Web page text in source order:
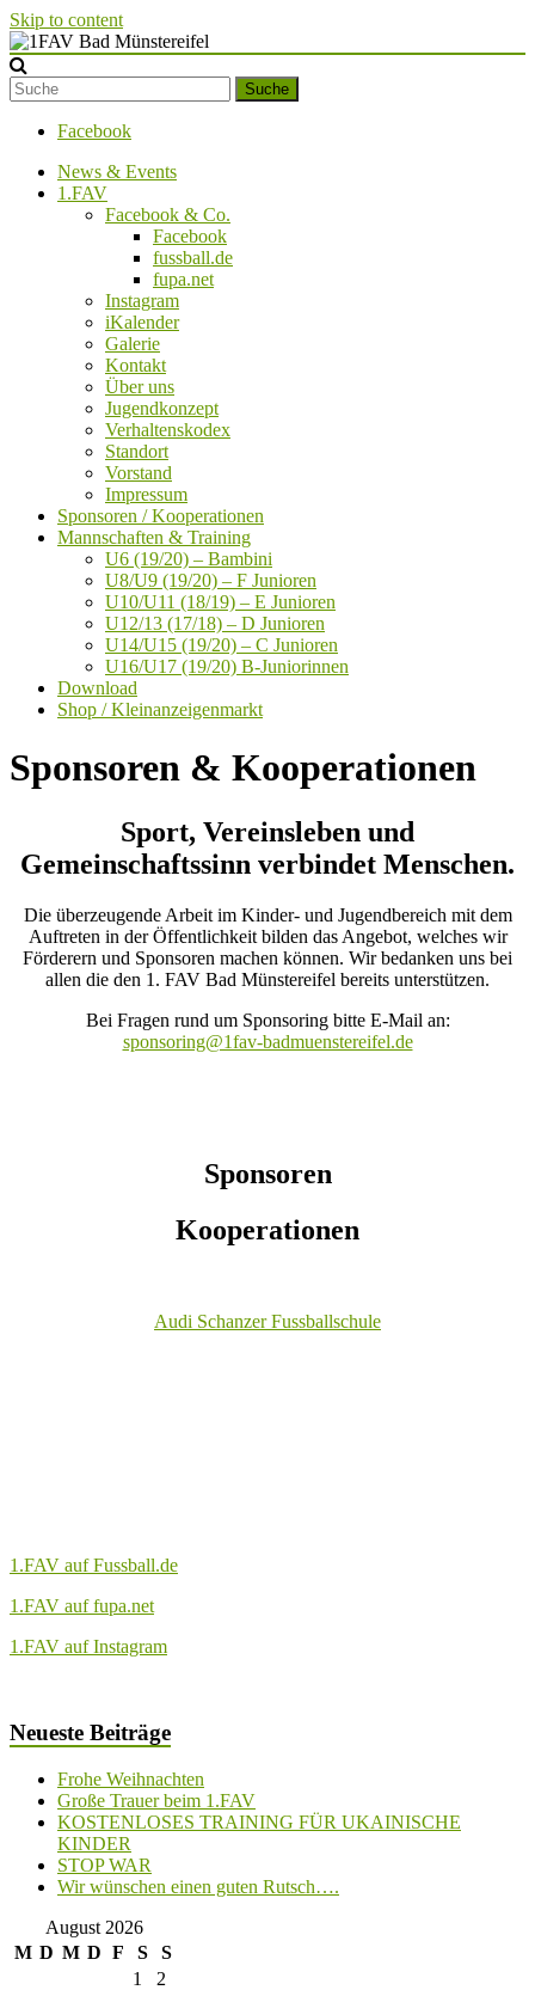
Skip to content
1FAV Bad Münstereifel Suche
Facebook
News & Events
1.FAV
Facebook & Co.
Facebook
fussball.de
fupa.net
Instagram
iKalender
Galerie
Kontakt
Über uns
Jugendkonzept
Verhaltenskodex
Standort
Vorstand
Impressum
Sponsoren / Kooperationen
Mannschaften & Training
U6 (19/20) – Bambini
U8/U9 (19/20) – F Junioren
U10/U11 (18/19) – E Junioren
U12/13 (17/18) – D Junioren
U14/U15 (19/20) – C Junioren
U16/U17 (19/20) B-Juniorinnen
Download
Shop / Kleinanzeigenmarkt
Sponsoren & Kooperationen
Sport, Vereinsleben und
Gemeinschaftssinn verbindet Menschen.
Die überzeugende Arbeit im Kinder- und Jugendbereich mit dem
Auftreten in der Öffentlichkeit bilden das Angebot, welches wir
Förderern und Sponsoren machen können. Wir bedanken uns bei
allen die den 1. FAV Bad Münstereifel bereits unterstützen.
Bei Fragen rund um Sponsoring bitte E-Mail an:
sponsoring@1fav-badmuenstereifel.de
Sponsoren
Kooperationen
Audi Schanzer Fussballschule
1.FAV auf Fussball.de
1.FAV auf fupa.net
1.FAV auf Instagram
Neueste Beiträge
Frohe Weihnachten
Große Trauer beim 1.FAV
KOSTENLOSES TRAINING FÜR UKAINISCHE
KINDER
STOP WAR
Wir wünschen einen guten Rutsch….
August 2026
M D M D F S
S
1
2